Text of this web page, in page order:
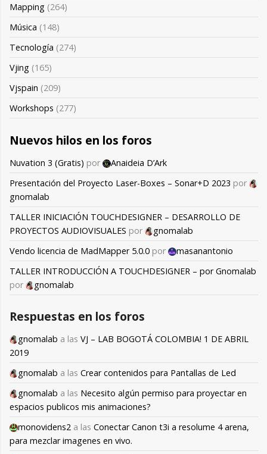
Mapping (264)
Música (148)
Tecnología (274)
Vjing (165)
Vjspain (209)
Workshops (277)
Nuevos hilos en los foros
Nuvation 3 (Gratis) por
Anaideia D’Ark
Presentación del Proyecto Laser-Boxes – Sonar+D 2023 por
gnomalab
TALLER INICIACIÓN TOUCHDESIGNER – DESARROLLO DE
PROYECTOS AUDIOVISUALES por
gnomalab
Vendo licencia de MadMapper 5.0.0 por
masanantonio
TALLER INTRODUCCIÓN A TOUCHDESIGNER – por Gnomalab
por
gnomalab
Respuestas en los foros
gnomalab a las VJ – LAB BOGOTÁ COLOMBIA! 1 DE ABRIL
2019
gnomalab a las Crear contenidos para Pantallas de Led
gnomalab a las Necesito algún permiso para proyectar en
espacios publicos mis animaciones?
monovidens2 a las Conectar Canon t3i a resolume 4 arena,
para mezclar imagenes en vivo.